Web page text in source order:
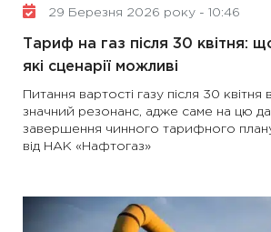
29 Березня 2026 року - 10:46
Тариф на газ після 30 квітня:
які сценарії можливі
Питання вартості газу після 30 квітня
значний резонанс, адже саме на цю
завершення чинного тарифного
від НАК «Нафтогаз»